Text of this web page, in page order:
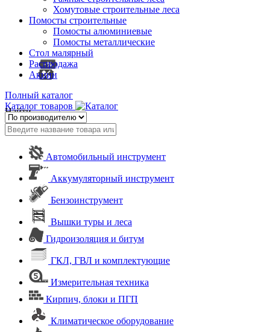
Хомутовые строительные леса
Помосты строительные
Помосты алюминиевые
Помосты металлические
Стол малярный
Распродажа
Акции
Полный каталог
Каталог товаров
Найти
Автомобильный инструмент
Аккумуляторный инструмент
Бензоинструмент
Вышки туры и леса
Гидроизоляция и битум
ГКЛ, ГВЛ и комплектующие
Измерительная техника
Кирпич, блоки и ПГП
Климатическое оборудование